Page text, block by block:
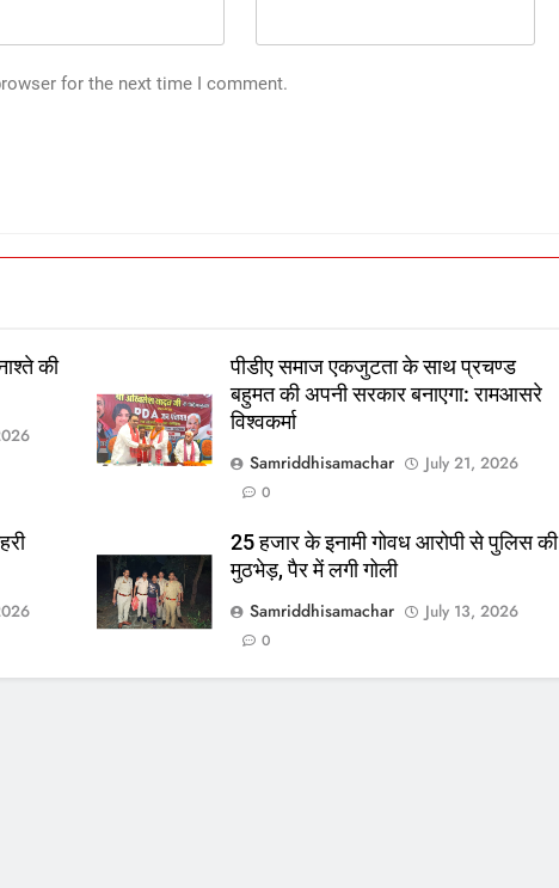
for the next time I comment.
की
पीडीए समाज एकजुटता के साथ प्रचण्ड
बहुमत की अपनी सरकार बनाएगा: रामआसरे
विश्वकर्मा
Samriddhisamachar
July 21, 2026
0
25 हजार के इनामी गोवध आरोपी से पुलिस की
मुठभेड़, पैर में लगी गोली
Samriddhisamachar
July 13, 2026
0